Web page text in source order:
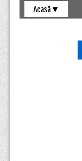
Acasă